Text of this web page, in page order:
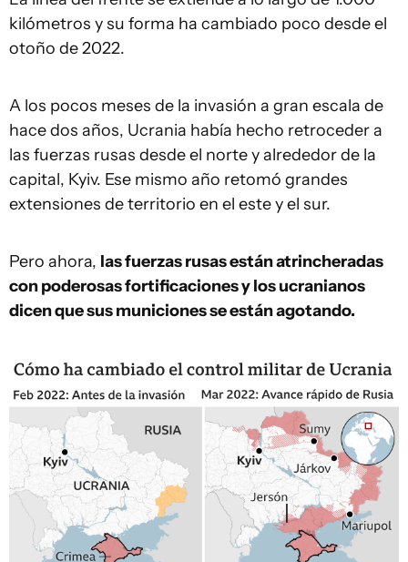
kilómetros y su forma ha cambiado poco desde el
otoño de 2022.
A los pocos meses de la invasión a gran escala de
hace dos años, Ucrania había hecho retroceder a
las fuerzas rusas desde el norte y alrededor de la
capital, Kyiv. Ese mismo año retomó grandes
extensiones de territorio en el este y el sur.
Pero ahora, las fuerzas rusas están atrincheradas
con poderosas fortificaciones y los ucranianos
dicen que sus municiones se están agotando.